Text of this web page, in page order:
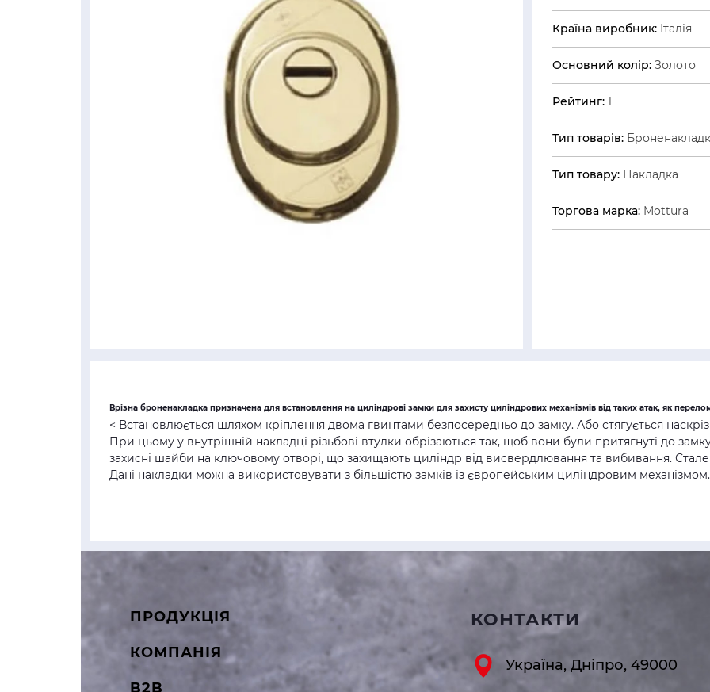
Країна виробник: Італія
Основний колір: Золото
Рейтинг: 1
Тип товарів:
Тип товару: Накладка
Торгова марка: Mottura
Врізна броненакладка призначена для встановлення на циліндрові замки для захисту циліндрових механізмів від таких атак, як
< Встановлюється шляхом кріплення двома гвинтами безпосередньо до замку. Або стягується
При цьому у внутрішній накладці різьбові втулки обрізаються так, щоб вони були притягнуті до
захисні шайби на ключовому отворі, що захищають циліндр від висвердлювання та вибивання.
Дані накладки можна використовувати з більшістю замків із європейським циліндровим механізмом.
ПРОДУКЦІЯ
КОМПАНІЯ
B2B
КОНТАКТИ
Україна, Дніпро, 49000